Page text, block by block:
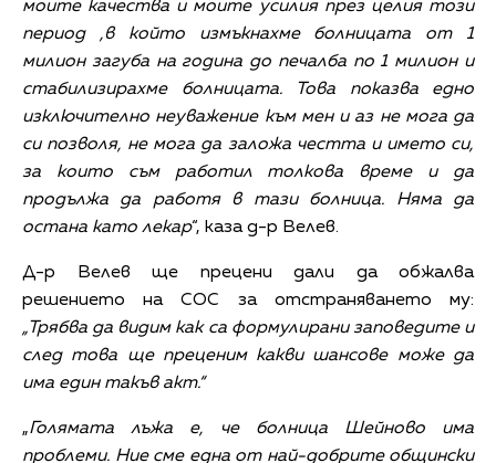
моите качества и моите усилия през целия този
период ,в който измъкнахме болницата от 1
милион загуба на година до печалба по 1 милион и
стабилизирахме болницата. Това показва едно
изключително неуважение към мен и аз не мога да
си позволя, не мога да заложа честта и името си,
за които съм работил толкова време и да
продължа да работя в тази болница. Няма да
остана като лекар“, каза д-р Велев.
Д-р Велев ще прецени дали да обжалва
решението на СОС за отстраняването му:
„Трябва да видим как са формулирани заповедите и
след това ще преценим какви шансове може да
има един такъв акт.“
„Голямата лъжа е, че болница Шейново има
проблеми. Ние сме една от най-добрите общински